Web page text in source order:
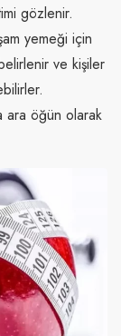
gözlenir.
yemeği için
ve kişiler
ara öğün olarak